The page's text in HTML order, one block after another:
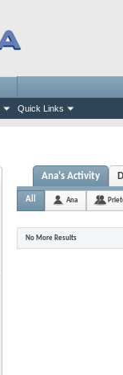
Quick Links
Ana's Activity
All Ana
No More Results